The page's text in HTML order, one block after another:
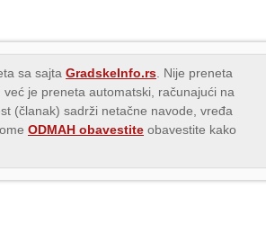
sa sajta GradskeInfo.rs . Nije preneta
je preneta automatski, računajući na
(članak) sadrži netačne navode, vređa
ODMAH obavestite obavestite kako